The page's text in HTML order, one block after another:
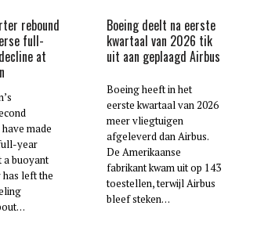
rebound
full-
at
made
year
a buoyant
left the
Boeing deelt na eerste
kwartaal van 2026 tik
uit aan geplaagd Airbus
Boeing heeft in het
eerste kwartaal van 2026
meer vliegtuigen
afgeleverd dan Airbus.
De Amerikaanse
fabrikant kwam uit op 143
toestellen, terwijl Airbus
bleef steken…